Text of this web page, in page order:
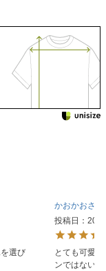
選び
かおかお
投稿日
とても可愛
ンではない